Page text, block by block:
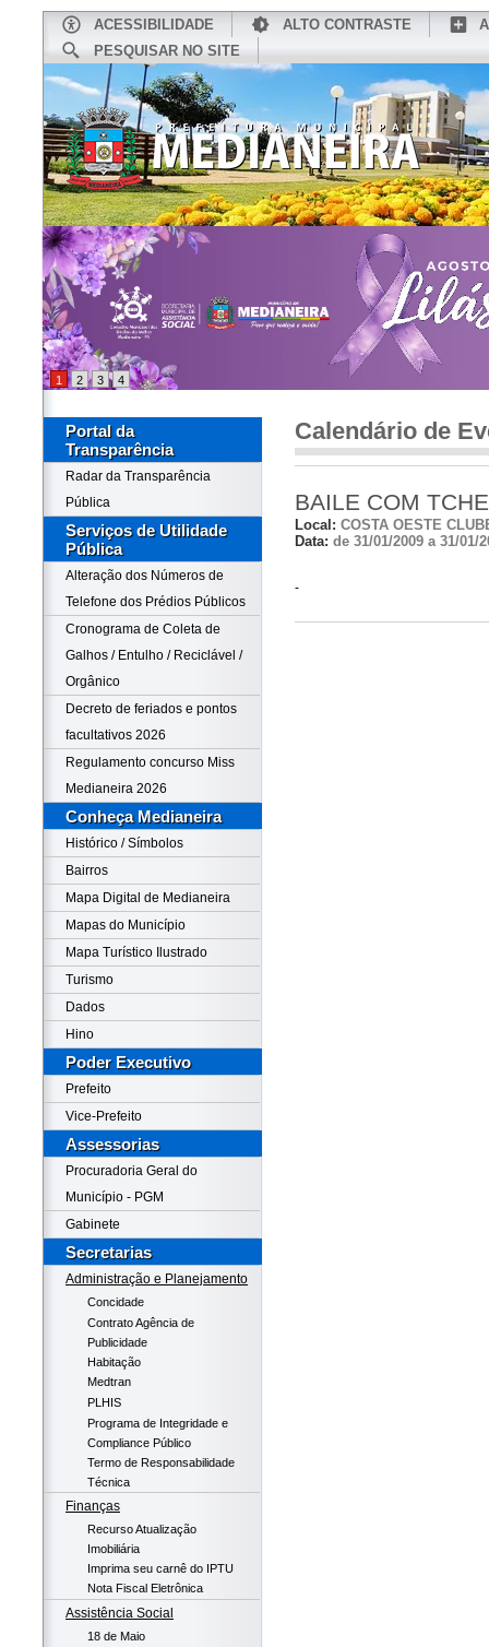
ACESSIBILIDADE ALTO CONTRASTE
PESQUISAR NO SITE
CONHEÇA MEDIANEIRA
1 2 3 4
Portal da
Transparência
Radar da Transparência
Pública
Serviços de Utilidade
Pública
Alteração dos Números de
Telefone dos Prédios Públicos
Cronograma de Coleta de
Galhos / Entulho / Reciclável /
Orgânico
Decreto de feriados e pontos
facultativos 2026
Regulamento concurso Miss
Medianeira 2026
Conheça Medianeira
Histórico / Símbolos
Bairros
Mapa Digital de Medianeira
Mapas do Município
Mapa Turístico Ilustrado
Turismo
Dados
Hino
Poder Executivo
Prefeito
Vice-Prefeito
Assessorias
Procuradoria Geral do
Município - PGM
Gabinete
Secretarias
Administração e Planejamento
Concidade
Contrato Agência de
Publicidade
Habitação
Medtran
PLHIS
Programa de Integridade e
Compliance Público
Termo de Responsabilidade
Técnica
Finanças
Recurso Atualização
Imobiliária
Imprima seu carnê do IPTU
Nota Fiscal Eletrônica
Assistência Social
18 de Maio
Calendário de
BAILE COM
Local: COSTA OESTE
Data: de 31/01/2009 a 31/01/
-